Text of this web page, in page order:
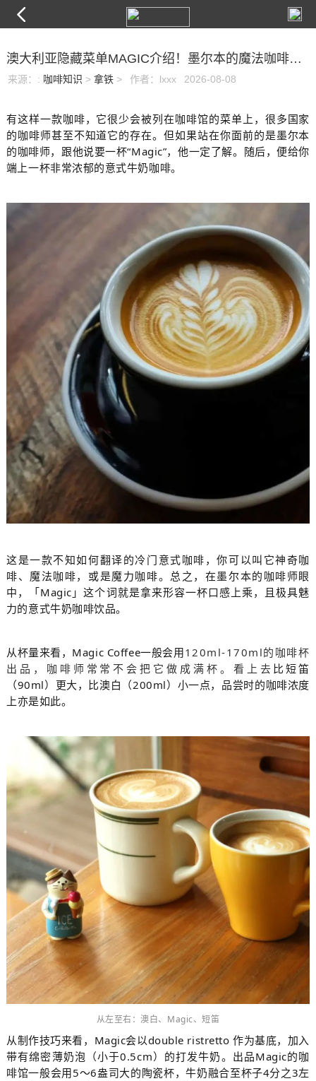
澳大利亚隐藏菜单MAGIC介绍！墨尔本的魔法咖啡代表什么？
来源： : 咖啡知识 > 拿铁> 作者：lxxx 2026-08-08
有这样一款咖啡，它很少会被列在咖啡馆的菜单上，很多国家
的咖啡师甚至不知道它的存在。但如果站在你面前的是墨尔本
的咖啡师，跟他说要一杯“Magic”，他一定了解。随后，便给你
端上一杯非常浓郁的意式牛奶咖啡。
这是一款不知如何翻译的冷门意式咖啡，你可以叫它神奇咖
啡、魔法咖啡，或是魔力咖啡。总之，在墨尔本的咖啡师眼
中，「Magic」这个词就是拿来形容一杯口感上乘，且极具魅
力的意式牛奶咖啡饮品。
从杯量来看， Magic Coffee一般会用120ml-170ml的咖啡杯
出品，咖啡师常常不会把它做成满杯。看上去 比短笛
（90ml）更大，比澳白（200ml）小一点，品尝时的咖啡浓度
上亦是如此。
从左至右：澳白、Magic、短笛
从制作技巧来看，Magic会以double ristretto 作为基底，加入
带有绵密薄奶泡（小于0.5cm）的打发牛奶。出品Magic的咖
啡馆一般会用5～6盎司大的陶瓷杯，牛奶融合至杯子4分之3左